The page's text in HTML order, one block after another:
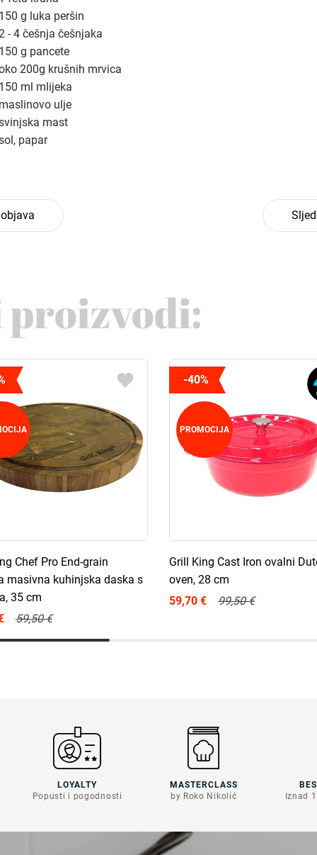
g luka peršin
- 4 češnja češnjaka
g pancete
200g krušnih mrvica
ml mlijeka
ulje
mast
papar
Chef Pro End-grain
masivna kuhinjska daska s
35 cm
59,50 €
-40%
PROMOCIJA
Grill King Cast Iron ovalni
oven, 28 cm
59,70 €
99,50 €
LOYALTY
Popusti i pogodnosti
MASTERCLASS
by Roko Nikolić
Iznad